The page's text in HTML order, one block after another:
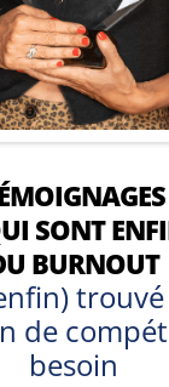
SONT
BURNOUT
de
besoin